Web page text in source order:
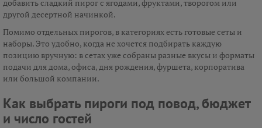
добавить сладкий пирог с ягодами, фруктами, творогом или
другой десертной начинкой.
Помимо отдельных пирогов, в категориях есть готовые сеты и
наборы. Это удобно, когда не хочется подбирать каждую
позицию вручную: в сетах уже собраны разные вкусы и форматы
подачи для дома, офиса, дня рождения, фуршета, корпоратива
или большой компании.
Как выбрать пироги под повод, бюджет
и число гостей